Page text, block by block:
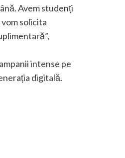
Avem studenți
solicita
intense pe
digitală.